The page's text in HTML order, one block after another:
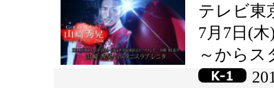
テレビ東
7月7日(
～からス